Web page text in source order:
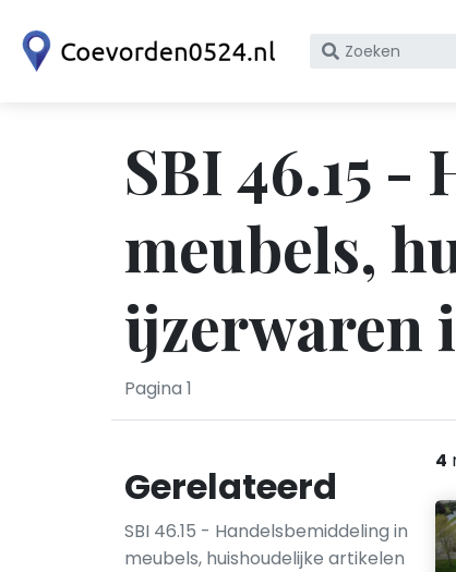
Zoek
KvK
nummer
SBI 46.15
meubels,
ijzerwaren
Pagina 1
Gerelateerd
SBI 46.15 - Handelsbemiddeling in
meubels, huishoudelijke artikelen
4